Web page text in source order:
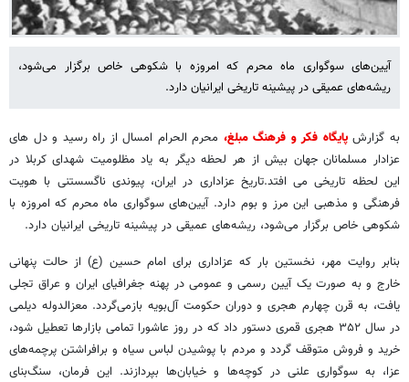
آیین‌های سوگواری ماه محرم که امروزه با شکوهی خاص برگزار می‌شود،
ریشه‌های عمیقی در پیشینه تاریخی ایرانیان دارد.
به گزارشپایگاه فکر و فرهنگ مبلغ، محرم الحرام امسال از راه رسید و دل های
عزادار مسلمانان جهان بیش از هر لحظه دیگر به یاد مظلومیت شهدای کربلا در
این لحظه تاریخی می افتد.تاریخ عزاداری در ایران، پیوندی ناگسستنی با هویت
فرهنگی و مذهبی این مرز و بوم دارد. آیین‌های سوگواری ماه محرم که امروزه با
شکوهی خاص برگزار می‌شود، ریشه‌های عمیقی در پیشینه تاریخی ایرانیان دارد.
بنابر روایت مهر، نخستین بار که عزاداری برای امام حسین (ع) از حالت پنهانی
خارج و به صورت یک آیین رسمی و عمومی در پهنه جغرافیای ایران و عراق تجلی
یافت، به قرن چهارم هجری و دوران حکومت آل‌بویه بازمی‌گردد. معزالدوله دیلمی
در سال ۳۵۲ هجری قمری دستور داد که در روز عاشورا تمامی بازارها تعطیل شود،
خرید و فروش متوقف گردد و مردم با پوشیدن لباس سیاه و برافراشتن پرچمه‌های
عزا، به سوگواری علنی در کوچه‌ها و خیابان‌ها بپردازند. این فرمان، سنگ‌بنای